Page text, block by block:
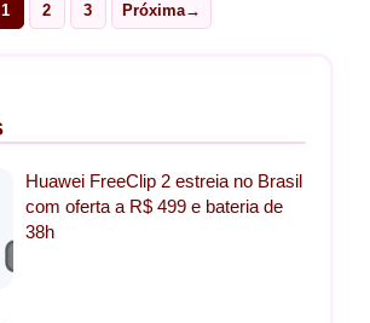
Page
1
Page
2
Page
3 Próxima→
Huawei FreeClip 2 estreia no Brasil
com oferta a R$ 499 e bateria de
38h